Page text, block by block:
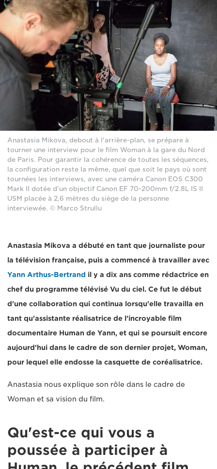
Anastasia Mikova, debout à l'arrière-plan, se prépare à
tourner une interview pour le film Woman à la gare du Nord
de Paris. Pour garantir la cohérence de toutes les séquences,
la configuration reste la même, quel que soit le pays où sont
tournées les interviews, avec une caméra Canon EOS C300
Mark II dotée d'un objectif Canon EF 70-200mm f/2.8L IS II
USM placée à 2,6 mètres du siège de la personne
interviewée. © Marco Strullu
Anastasia Mikova a débuté en tant que journaliste pour
la télévision française, puis a commencé à travailler avec
Yann Arthus-Bertrand il y a dix ans comme rédactrice en
chef du programme télévisé Vu du ciel. Ce fut le début
d'une collaboration qui continua lorsqu'elle travailla en
tant qu'assistante réalisatrice de l'incroyable film
documentaire Human de Yann, et qui se poursuit encore
aujourd'hui dans le cadre de son dernier projet, Woman,
pour lequel elle endosse la casquette de coréalisatrice.
Anastasia nous explique son rôle dans le cadre de
Woman et sa vision du film.
Qu'est-ce qui vous a
poussée à participer à